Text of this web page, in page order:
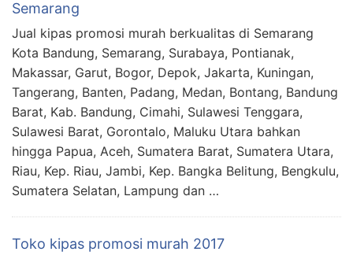
Semarang
Jual kipas promosi murah berkualitas di Semarang
Kota Bandung, Semarang, Surabaya, Pontianak,
Makassar, Garut, Bogor, Depok, Jakarta, Kuningan,
Tangerang, Banten, Padang, Medan, Bontang, Bandung
Barat, Kab. Bandung, Cimahi, Sulawesi Tenggara,
Sulawesi Barat, Gorontalo, Maluku Utara bahkan
hingga Papua, Aceh, Sumatera Barat, Sumatera Utara,
Riau, Kep. Riau, Jambi, Kep. Bangka Belitung, Bengkulu,
Sumatera Selatan, Lampung dan …
Toko kipas promosi murah 2017